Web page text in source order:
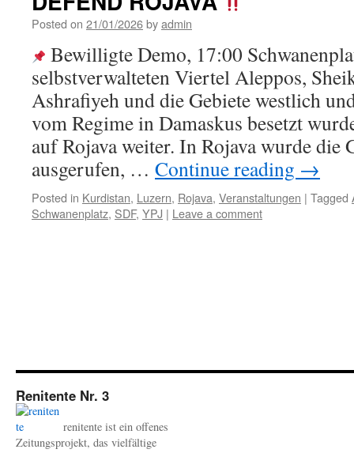
Posted on 21/01/2026byadmin
Bewilligte Demo, 17:00
selbstverwalteten Viertel Aleppos,
Ashrafiyeh und die Gebiete westlich
vom Regime in Damaskus besetzt
auf Rojava weiter. In Rojava wurde die
ausgerufen, … Continue reading →
Posted in Kurdistan, Luzern, Rojava, Veranstaltungen | Tagged
Schwanenplatz, SDF, YPJ | Leave a comment
Renitente Nr. 3
renitente ist ein offenes
Zeitungsprojekt, das vielfältige